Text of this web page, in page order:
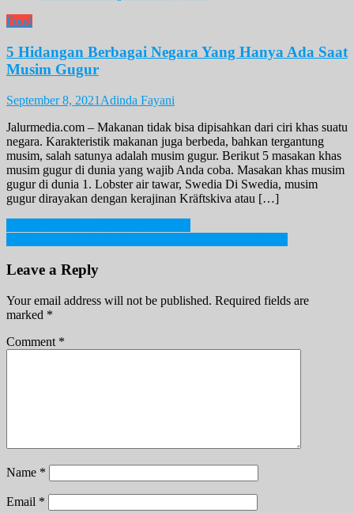
Food
5 Hidangan Berbagai Negara Yang Hanya Ada Saat
Musim Gugur
September 8, 2021 Adinda Fayani
Jalurmedia.com – Makanan tidak bisa dipisahkan dari ciri khas suatu
negara. Karakteristik makanan juga berbeda, bahkan tergantung
musim, salah satunya adalah musim gugur. Berikut 5 masakan khas
musim gugur di dunia yang wajib Anda coba. Masakan khas musim
gugur di dunia 1. Lobster air tawar, Swedia Di Swedia, musim
gugur dirayakan dengan kerajinan Kräftskiva atau […]
Post
navigation
Leave a Reply
Your email address will not be published. Required fields are
marked *
Comment *
Name *
Email *